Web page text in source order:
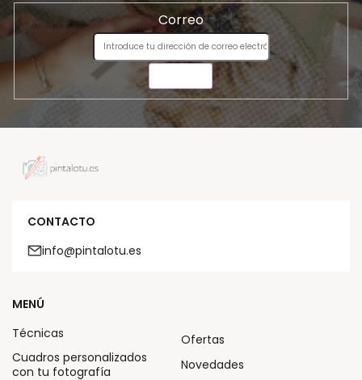
Correo
CONTACTO
info@pintalotu.es
MENÚ
Técnicas
Cuadros personalizados
con tu fotografía
Ofertas
Novedades